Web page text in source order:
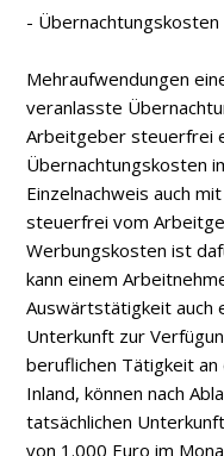
- Übernachtungskosten
Mehraufwendungen
veranlasste
Arbeitgeber steuerfrei
Übernachtungskosten
Einzelnachweis auch
steuerfrei vom
Werbungskosten ist
kann einem
Auswärtstätigkeit auch
Unterkunft zur
beruflichen Tätigkeit
Inland, können nach
tatsächlichen
von 1.000 Euro im